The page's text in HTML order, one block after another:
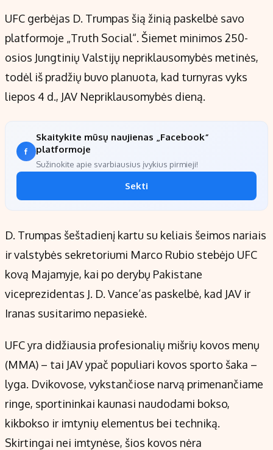
UFC gerbėjas D. Trumpas šią žinią paskelbė savo
platformoje „Truth Social“. Šiemet minimos 250-
osios Jungtinių Valstijų nepriklausomybės metinės,
todėl iš pradžių buvo planuota, kad turnyras vyks
liepos 4 d., JAV Nepriklausomybės dieną.
Skaitykite mūsų naujienas „Facebook“
platformoje
Sužinokite apie svarbiausius įvykius pirmieji!
Sekti
D. Trumpas šeštadienį kartu su keliais šeimos nariais
ir valstybės sekretoriumi Marco Rubio stebėjo UFC
kovą Majamyje, kai po derybų Pakistane
viceprezidentas J. D. Vance’as paskelbė, kad JAV ir
Iranas susitarimo nepasiekė.
UFC yra didžiausia profesionalių mišrių kovos menų
(MMA) – tai JAV ypač populiari kovos sporto šaka –
lyga. Dvikovose, vykstančiose narvą primenančiame
ringe, sportininkai kaunasi naudodami bokso,
kikbokso ir imtynių elementus bei techniką.
Skirtingai nei imtynėse, šios kovos nėra